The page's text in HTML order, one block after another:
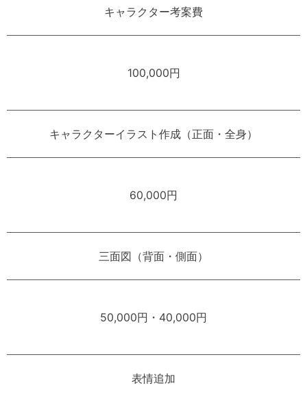
キャラクター考案費
100,000円
キャラクターイラスト作成（正面・全身）
60,000円
三面図（背面・側面）
50,000円・40,000円
表情追加